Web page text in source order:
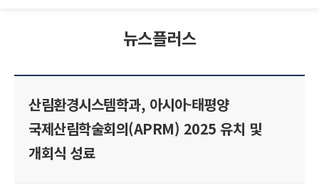
뉴스플러스
산림환경시스템학과, 아시아-태평양
국제산림학술회의(APRM) 2025 유치 및
개회식 성료